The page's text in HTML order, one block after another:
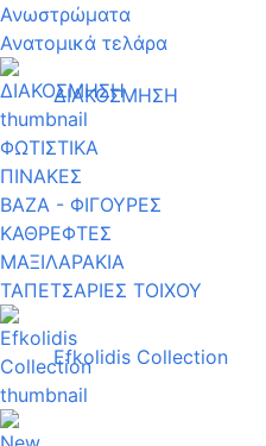
Ανωστρώματα
Ανατομικά τελάρα
ΔΙΑΚΟΣΜΗΣΗ
ΦΩΤΙΣΤΙΚΑ
ΠΙΝΑΚΕΣ
ΒΑΖΑ - ΦΙΓΟΥΡΕΣ
ΚΑΘΡΕΦΤΕΣ
ΜΑΞΙΛΑΡΑΚΙΑ
ΤΑΠΕΤΣΑΡΙΕΣ ΤΟΙΧΟΥ
Efkolidis Collection